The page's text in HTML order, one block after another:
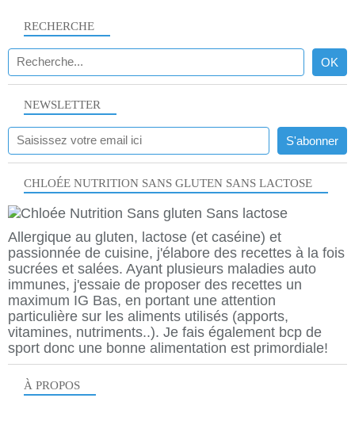
NEWSLETTER
RECHERCHE
CHLOÉE NUTRITION SANS GLUTEN SANS LACTOSE
Allergique au gluten, lactose (et caséine) et
passionnée de cuisine, j'élabore des recettes à la fois
sucrées et salées. Ayant plusieurs maladies auto
immunes, j'essaie de proposer des recettes un
maximum IG Bas, en portant une attention
particulière sur les aliments utilisés (apports,
vitamines, nutriments..). Je fais également bcp de
sport donc une bonne alimentation est primordiale!
À PROPOS